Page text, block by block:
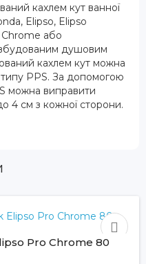
кахлем кут ванної
, Elipso, Elipso
або
душовим
кахлем кут можна
PPS. За допомогою
можна виправити
4 см з кожної сторони.
Pro Chrome 80